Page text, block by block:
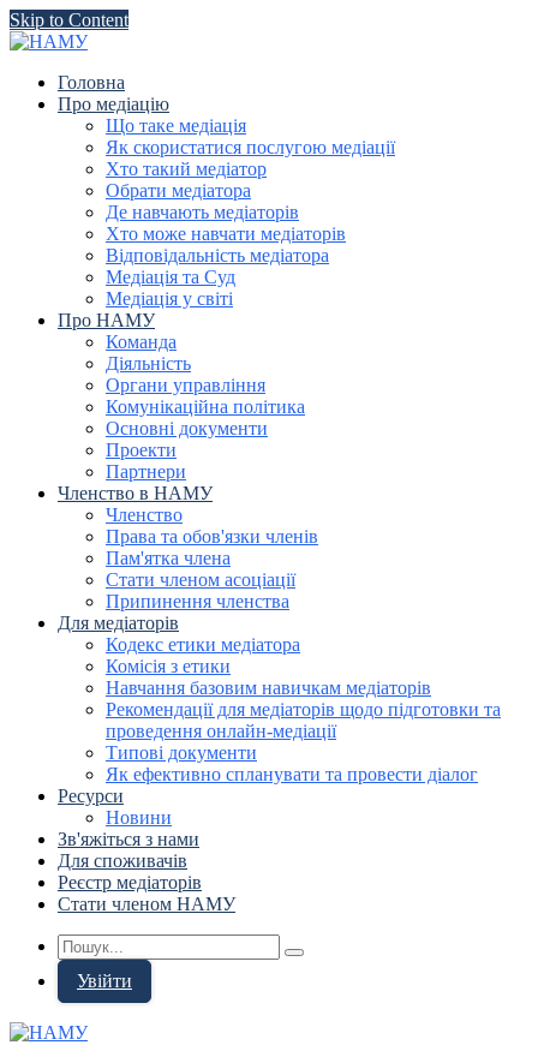
Skip to Content
Головна
Про медіацію
Що таке медіація
Як скористатися послугою медіації
Хто такий медіатор
Обрати медіатора
Де навчають медіаторів
Хто може навчати медіаторів
Відповідальність медіатора
Медіація та Суд
Медіація у світі
Про НАМУ
Команда
Діяльність
Органи управління
Комунікаційна політика
Основні документи
Проекти
Партнери
Членство в НАМУ
Членство
Права та обов'язки членів
Пам'ятка члена
Стати членом асоціації
Припинення членства
Для медіаторів
Кодекс етики медіатора
Комісія з етики
Навчання базовим навичкам медіаторів
Рекомендації для медіаторів щодо підготовки та
проведення онлайн-медіації
Типові документи
Як ефективно спланувати та провести діалог
Ресурси
Новини
Зв'яжіться з нами
Для споживачів
Реєстр медіаторів
Стати членом НАМУ
Увійти